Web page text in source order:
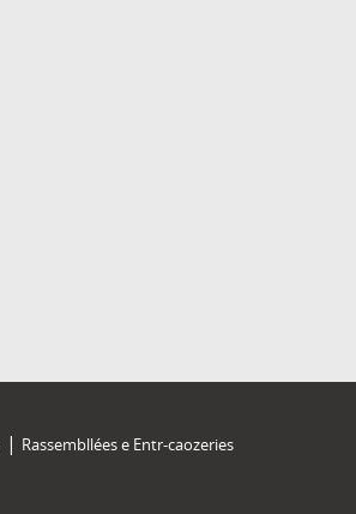
Rassembllées e Entr-caozeries